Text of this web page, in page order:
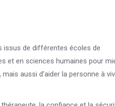
issus de différentes écoles de
et en sciences humaines pour
aussi d’aider la personne à